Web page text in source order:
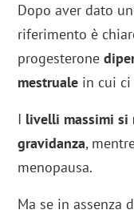
Dopo aver dato
riferimento è
progesterone
mestruale in cui
I livelli massimi si
gravidanza,
menopausa.
Ma se in assenza